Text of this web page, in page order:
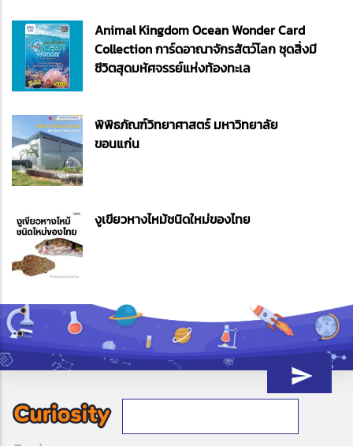
Animal Kingdom Ocean Wonder Card
Collection การ์ดอาณาจักรสัตว์โลก ชุดสิ่งมี
ชีวิตสุดมหัศจรรย์แห่งท้องทะเล
พิพิธภัณฑ์วิทยาศาสตร์ มหาวิทยาลัย
ขอนแก่น
งูเขียวหางไหม้ชนิดใหม่ของไทย